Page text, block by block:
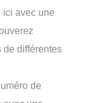
ici avec une
de différentes
de